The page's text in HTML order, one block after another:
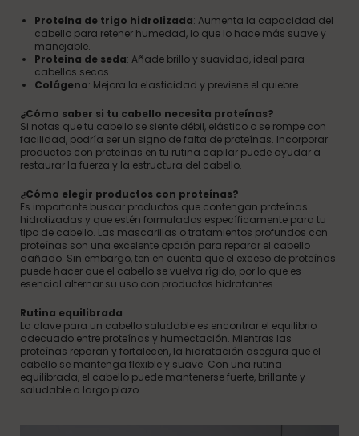
Proteína de trigo hidrolizada: Aumenta la capacidad del
cabello para retener humedad, lo que lo hace más suave y
manejable.
Proteína de seda: Añade brillo y suavidad, ideal para
cabellos secos.
Colágeno: Mejora la elasticidad y previene el quiebre.
¿Cómo saber si tu cabello necesita proteínas?
Si notas que tu cabello se siente débil, elástico o se rompe con
facilidad, podría ser un signo de falta de proteínas. Incorporar
productos con proteínas en tu rutina capilar puede ayudar a
restaurar la fuerza y la estructura del cabello.
¿Cómo elegir productos con proteínas?
Es importante buscar productos que contengan proteínas
hidrolizadas y que estén formulados específicamente para tu
tipo de cabello. Las mascarillas o tratamientos profundos con
proteínas son una excelente opción para reparar el cabello
dañado. Sin embargo, ten en cuenta que el exceso de proteínas
puede hacer que el cabello se vuelva rígido, por lo que es
esencial alternar su uso con productos hidratantes.
Rutina equilibrada
La clave para un cabello saludable es encontrar el equilibrio
adecuado entre proteínas y humectación. Mientras las
proteínas reparan y fortalecen, la hidratación asegura que el
cabello se mantenga flexible y suave. Con una rutina
equilibrada, el cabello puede mantenerse fuerte, brillante y
saludable a largo plazo.